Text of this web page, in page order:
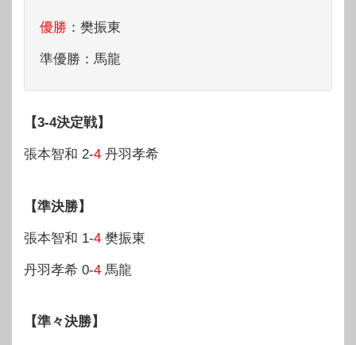
優勝 ：樊振東
準優勝：馬龍
【3-4決定戦】
張本智和 2-4 丹羽孝希
【準決勝】
張本智和 1-4 樊振東
丹羽孝希 0-4 馬龍
【準々決勝】